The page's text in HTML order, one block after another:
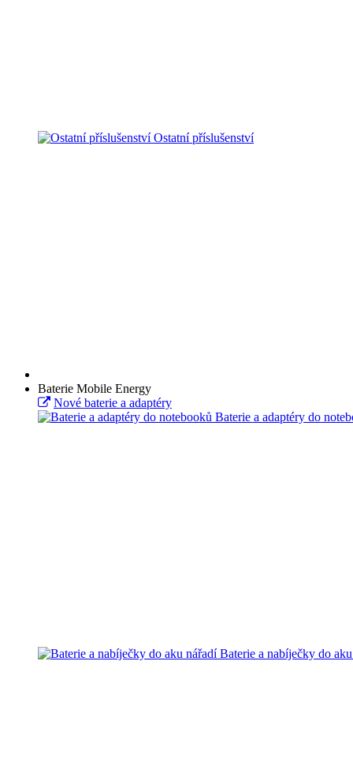
Ostatní příslušenství
Baterie Mobile Energy
Nové baterie a adaptéry
Baterie a adaptéry do
Baterie a nabíječky do